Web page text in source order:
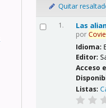
Quitar
1. Las
por
Idioma:
Editor:
Acceso
Listas: